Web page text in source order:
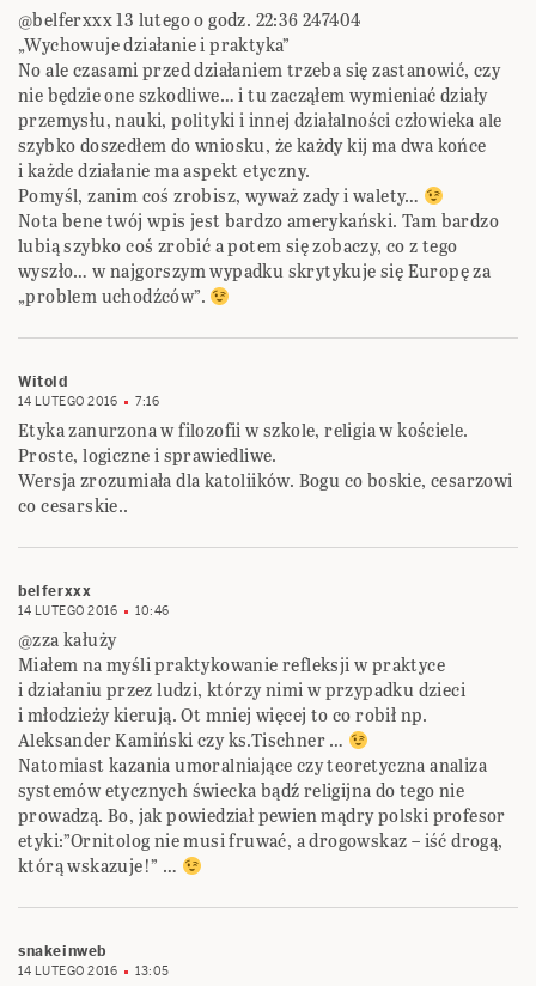
@belferxxx 13 lutego o godz. 22:36 247404
„Wychowuje działanie i praktyka”
No ale czasami przed działaniem trzeba się zastanowić, czy
nie będzie one szkodliwe… i tu zacząłem wymieniać działy
przemysłu, nauki, polityki i innej działalności człowieka ale
szybko doszedłem do wniosku, że każdy kij ma dwa końce
i każde działanie ma aspekt etyczny.
Pomyśl, zanim coś zrobisz, wyważ zady i walety…
Nota bene twój wpis jest bardzo amerykański. Tam bardzo
lubią szybko coś zrobić a potem się zobaczy, co z tego
wyszło… w najgorszym wypadku skrytykuje się Europę za
„problem uchodźców”.
Witold
14 LUTEGO 2016 7:16
Etyka zanurzona w filozofii w szkole, religia w kościele.
Proste, logiczne i sprawiedliwe.
Wersja zrozumiała dla katoliików. Bogu co boskie, cesarzowi
co cesarskie..
belferxxx
14 LUTEGO 2016 10:46
@zza kałuży
Miałem na myśli praktykowanie refleksji w praktyce
i działaniu przez ludzi, którzy nimi w przypadku dzieci
i młodzieży kierują. Ot mniej więcej to co robił np.
Aleksander Kamiński czy ks.Tischner …
Natomiast kazania umoralniające czy teoretyczna analiza
systemów etycznych świecka bądź religijna do tego nie
prowadzą. Bo, jak powiedział pewien mądry polski profesor
etyki:”Ornitolog nie musi fruwać, a drogowskaz – iść drogą,
którą wskazuje!” …
snakeinweb
14 LUTEGO 2016 13:05